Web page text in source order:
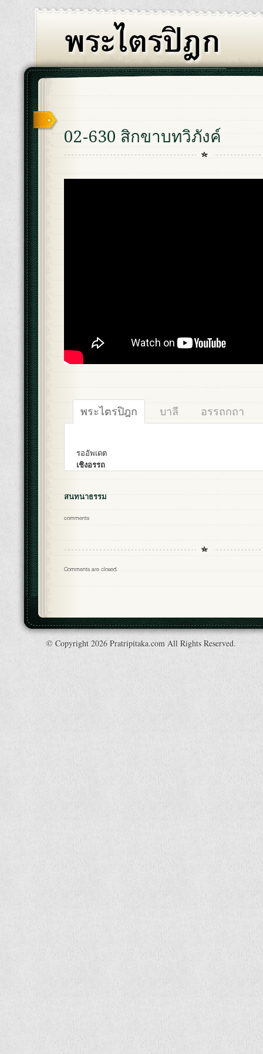
02-630 สิกขาบทวิภังค์
พระไตรปิฎก บาลี อรรถกถา
รออัพเดต
เชิงอรรถ
สนทนาธรรม
comments
Comments are closed.
© Copyright 2026 Pratripitaka.com All Rights Reserved.